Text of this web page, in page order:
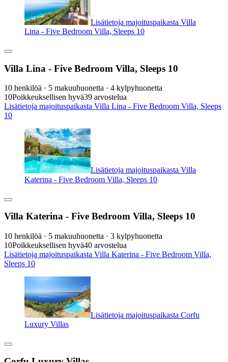
Lisätietoja majoituspaikasta Villa
Lina - Five Bedroom Villa, Sleeps 10
Villa Lina - Five Bedroom Villa, Sleeps 10
10 henkilöä · 5 makuuhuonetta · 4 kylpyhuonetta
10Poikkeuksellisen hyvä39 arvostelua
Lisätietoja majoituspaikasta Villa Lina - Five Bedroom Villa, Sleeps
10
Lisätietoja majoituspaikasta Villa
Katerina - Five Bedroom Villa, Sleeps 10
Villa Katerina - Five Bedroom Villa, Sleeps 10
10 henkilöä · 5 makuuhuonetta · 3 kylpyhuonetta
10Poikkeuksellisen hyvä40 arvostelua
Lisätietoja majoituspaikasta Villa Katerina - Five Bedroom Villa,
Sleeps 10
Lisätietoja majoituspaikasta Corfu
Luxury Villas